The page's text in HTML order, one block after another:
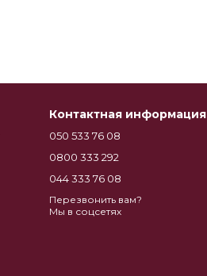
Контактная информация
050 533 76 08
0800 333 292
044 333 76 08
Перезвонить вам?
Мы в соцсетях